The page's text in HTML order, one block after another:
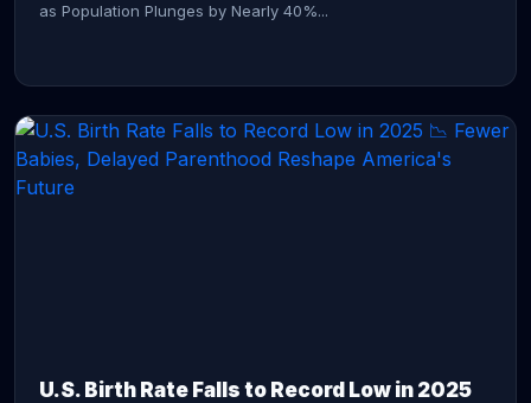
as Population Plunges by Nearly 40%...
U.S. Birth Rate Falls to Record Low in 2025